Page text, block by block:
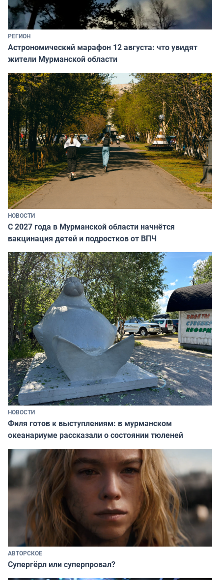
РЕГИОН
Астрономический марафон 12 августа: что увидят
жители Мурманской области
НОВОСТИ
С 2027 года в Мурманской области начнётся
вакцинация детей и подростков от ВПЧ
НОВОСТИ
Филя готов к выступлениям: в мурманском
океанариуме рассказали о состоянии тюленей
АВТОРСКОЕ
Супергёрл или суперпровал?